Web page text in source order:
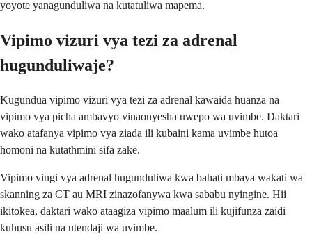
yoyote yanagunduliwa na kutatuliwa mapema.
Vipimo vizuri vya tezi za adrenal
hugunduliwaje?
Kugundua vipimo vizuri vya tezi za adrenal kawaida huanza na
vipimo vya picha ambavyo vinaonyesha uwepo wa uvimbe. Daktari
wako atafanya vipimo vya ziada ili kubaini kama uvimbe hutoa
homoni na kutathmini sifa zake.
Vipimo vingi vya adrenal hugunduliwa kwa bahati mbaya wakati wa
skanning za CT au MRI zinazofanywa kwa sababu nyingine. Hii
ikitokea, daktari wako ataagiza vipimo maalum ili kujifunza zaidi
kuhusu asili na utendaji wa uvimbe.